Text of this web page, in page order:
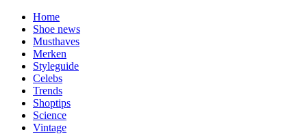
Home
Shoe news
Musthaves
Merken
Styleguide
Celebs
Trends
Shoptips
Science
Vintage